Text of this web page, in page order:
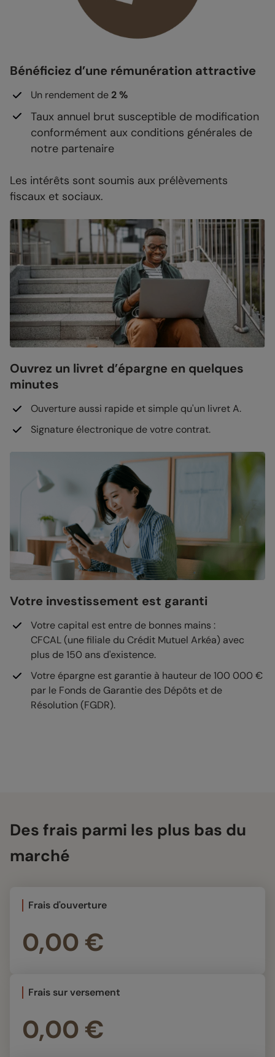
Bénéficiez d’une rémunération attractive
Un rendement de 2 %
Taux annuel brut susceptible de modification
conformément aux conditions générales de
notre partenaire
Les intérêts sont soumis aux prélèvements
fiscaux et sociaux.
Ouvrez un livret d’épargne en quelques
minutes
Ouverture aussi rapide et simple qu'un livret A.
Signature électronique de votre contrat.
Votre investissement est garanti
Votre capital est entre de bonnes mains :
CFCAL (une filiale du Crédit Mutuel Arkéa) avec
plus de 150 ans d'existence.
Votre épargne est garantie à hauteur de 100 000 €
par le Fonds de Garantie des Dépôts et de
Résolution (FGDR).
Des frais parmi les plus bas du
marché
Frais d'ouverture
0,00 €
Frais sur versement
0,00 €